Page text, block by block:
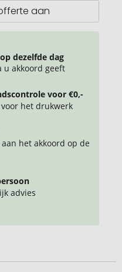
aan
dezelfde dag
u akkoord geeft
voor €0,-
het drukwerk
het akkoord op de
advies